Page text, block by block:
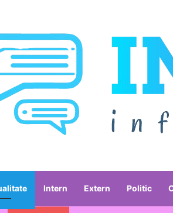
Intern Extern Politic